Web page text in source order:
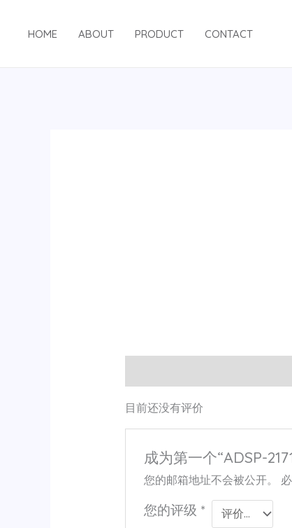
HOME ABOUT PRODUCT CONTACT
目前还没有评价
成为第一个“ADSP-
您的邮箱地址不会被公开。
您的评级 *